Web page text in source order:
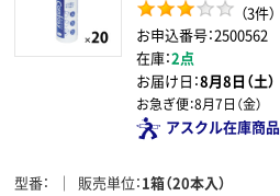
（3件）
お申込番号：2500562
在庫：2点
お届け日：8月8日（土）
お急ぎ便：8月7日（金）
アスクル在庫商品
型番 販売単位 1箱（20本入）